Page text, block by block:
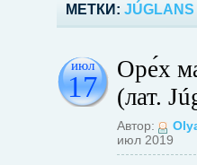
МЕТКИ: JÚGLANS
июл
17
Оре́х
(лат.
Автор:
июл 2019